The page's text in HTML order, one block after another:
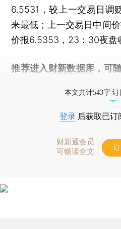
6.5531，较上一交易日调
来最低；上一交易日中间
价报6.5353，23：30夜盘
推荐进入 财新数据库 ，可
本文共计543字
登录 后获取已订
财新通会员
可畅读全文